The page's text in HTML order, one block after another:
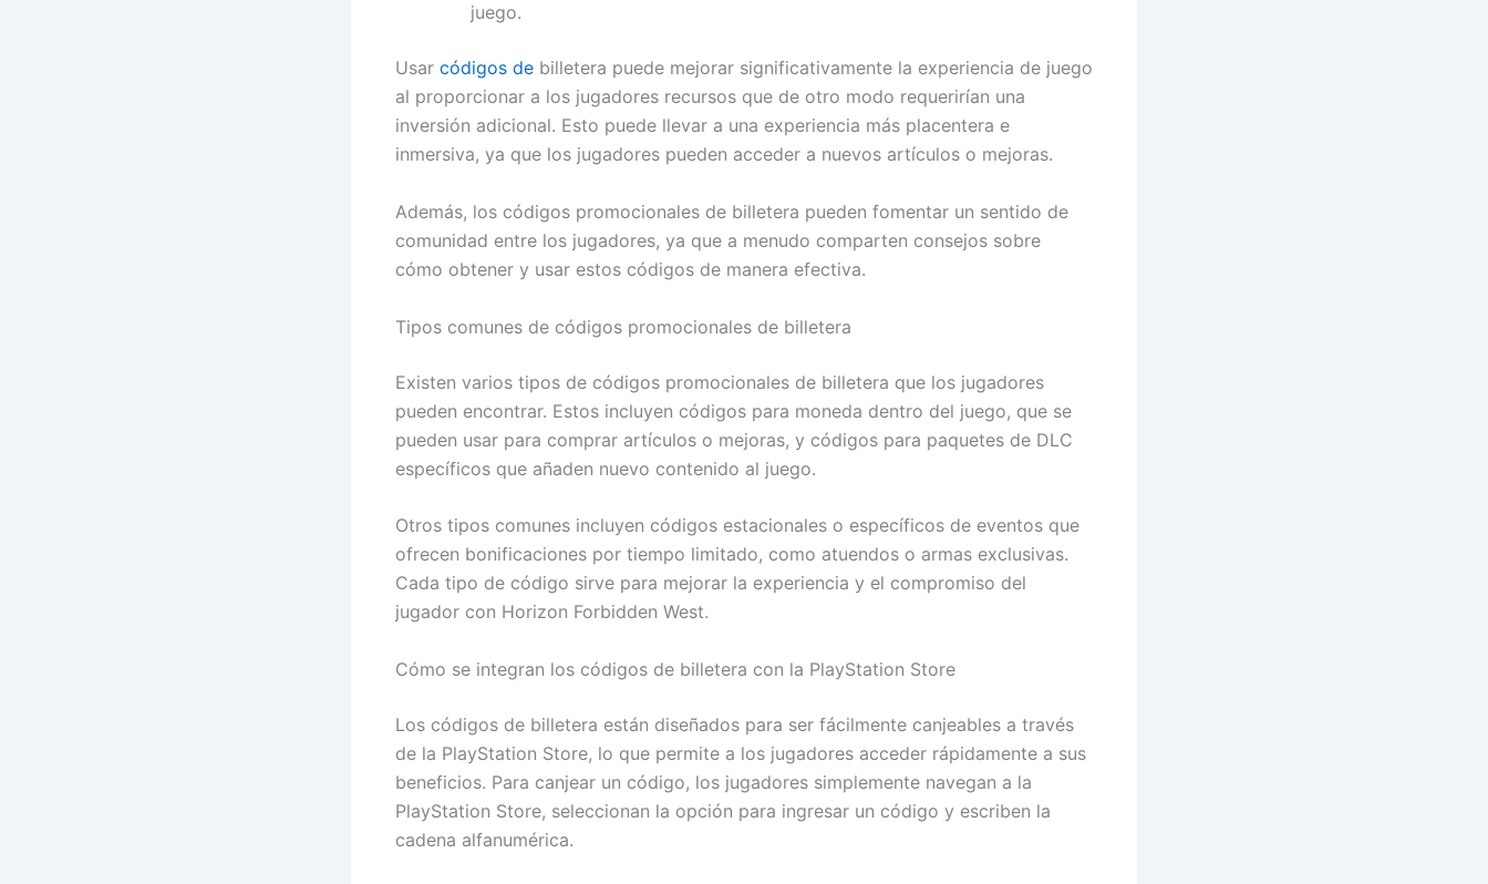
juego.
Usar códigos de billetera puede mejorar significativamente la experiencia de juego
al proporcionar a los jugadores recursos que de otro modo requerirían una
inversión adicional. Esto puede llevar a una experiencia más placentera e
inmersiva, ya que los jugadores pueden acceder a nuevos artículos o mejoras.
Además, los códigos promocionales de billetera pueden fomentar un sentido de
comunidad entre los jugadores, ya que a menudo comparten consejos sobre
cómo obtener y usar estos códigos de manera efectiva.
Tipos comunes de códigos promocionales de billetera
Existen varios tipos de códigos promocionales de billetera que los jugadores
pueden encontrar. Estos incluyen códigos para moneda dentro del juego, que se
pueden usar para comprar artículos o mejoras, y códigos para paquetes de DLC
específicos que añaden nuevo contenido al juego.
Otros tipos comunes incluyen códigos estacionales o específicos de eventos que
ofrecen bonificaciones por tiempo limitado, como atuendos o armas exclusivas.
Cada tipo de código sirve para mejorar la experiencia y el compromiso del
jugador con Horizon Forbidden West.
Cómo se integran los códigos de billetera con la PlayStation Store
Los códigos de billetera están diseñados para ser fácilmente canjeables a través
de la PlayStation Store, lo que permite a los jugadores acceder rápidamente a sus
beneficios. Para canjear un código, los jugadores simplemente navegan a la
PlayStation Store, seleccionan la opción para ingresar un código y escriben la
cadena alfanumérica.